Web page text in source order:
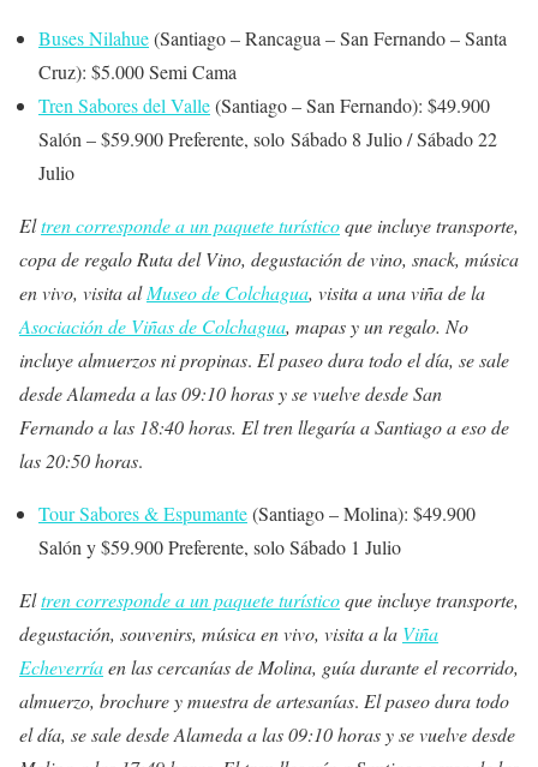
Buses Nilahue(Santiago – Rancagua – San Fernando – Santa
Cruz): $5.000 Semi Cama
Tren Sabores del Valle(Santiago – San Fernando): $49.900
Salón – $59.900 Preferente, solo Sábado 8 Julio / Sábado 22
Julio
Eltren corresponde a un paquete turísticoque incluye transporte,
copa de regalo Ruta del Vino, degustación de vino, snack, música
en vivo, visita alMuseo de Colchagua, visita a una viña de la
Asociación de Viñas de Colchagua, mapas y un regalo. No
incluye almuerzos ni propinas. El paseo dura todo el día, se sale
desde Alameda a las 09:10 horas y se vuelve desde San
Fernando a las 18:40 horas. El tren llegaría a Santiago a eso de
las 20:50 horas.
Tour Sabores & Espumante(Santiago – Molina): $49.900
Salón y $59.900 Preferente, soloSábado 1 Julio
Eltren corresponde a un paquete turísticoque incluye transporte,
degustación, souvenirs, música en vivo, visita a la Viña
Echeverríaen las cercanías de Molina, guía durante el recorrido,
almuerzo, brochure y muestra de artesanías. El paseo dura todo
el día, se sale desde Alameda a las 09:10 horas y se vuelve desde